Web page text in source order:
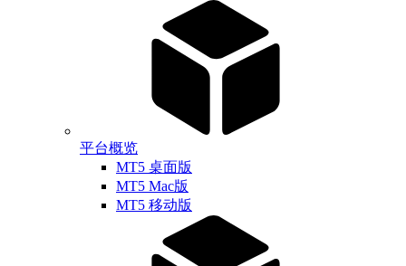
平台概览
MT5 桌面版
MT5 Mac版
MT5 移动版